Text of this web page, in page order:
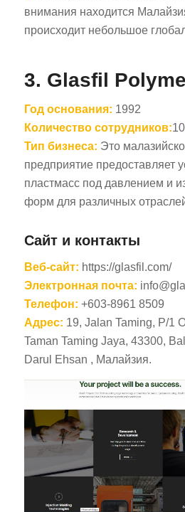
внимания находится
происходит небольшое
3. Glasfil
Год основания: 1992
Количество сотрудников:
Тип бизнеса: Это
предприятие предоставляет
пластмасс под давлением и
форм для различных
Сайт и контакты
Веб-сайт: https://glasfil.com/
Электронная почта:
Телефон: +603-8961 8509
Адрес: 19, Jalan Taming, P/1
Taman Taming Jaya, 43300,
Darul Ehsan , Малайзия.